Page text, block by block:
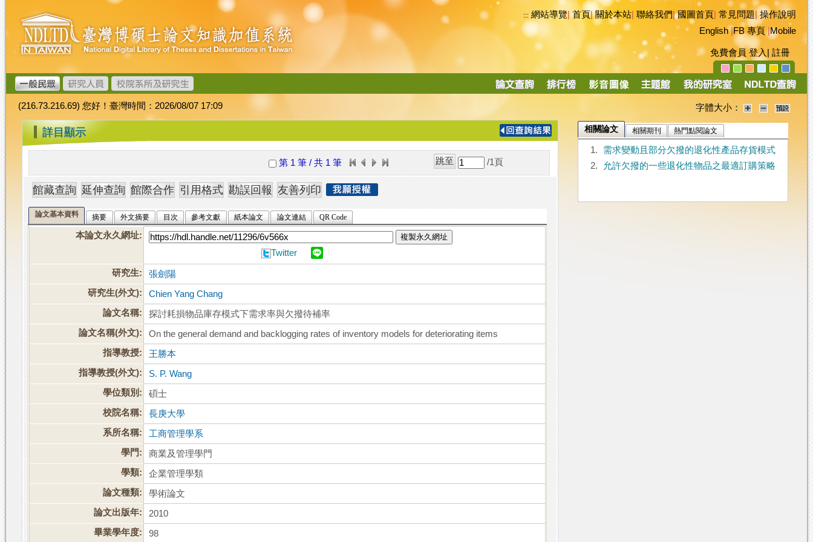
跳
到
主
要
內
容
臺
灣
博
碩
士
論
文
加
值
系
統
::: 網站導覽|首頁|關於本站 聯絡我們|國圖首頁 常見問題|操作說明
English|FB 專頁|Mobile
免費會員 登入 註冊
導
(216.73.216.69) 您好！臺灣時間：2026/08/07 17:09 字體大小：
::: 詳目顯示
第 1 筆 / 共 1 筆 /1 頁
論文基本資料 摘要 外文摘要 目次 參考文獻 紙本論文 論文連結 QR Code
本論文永久網址: 複製永久網址
Twitter
研究生:
張劍陽
研究生(外文):
Chien Yang Chang
論文名稱:
探討耗損物品庫存模式下需求率與欠撥待補率
論文名稱(外文):
On the general demand and backlogging rates of inventory models for deteriorating items
指導教授:
王勝本
指導教授(外文):
S. P. Wang
學位類別:
碩士
校院名稱:
長庚大學
系所名稱:
工商管理學系
學門:
商業及管理學門
學類:
企業管理學類
論文種類:
學術論文
論文出版年:
2010
畢業學年度:
98
相關論文 相關期刊 熱門點閱論文
1.
需求變動且部分欠撥的退化性產品存貨模式
2.
允許欠撥的一些退化性物品之最適訂購策略